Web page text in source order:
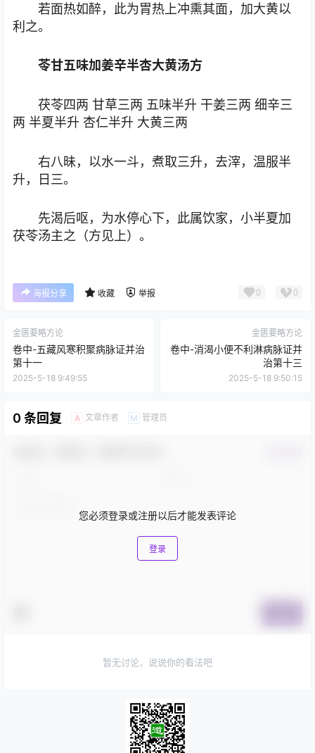
若面热如醉，此为胃热上冲熏其面，加大黄以
利之。
苓甘五味加姜辛半杏大黄汤方
茯苓四两 甘草三两 五味半升 干姜三两 细辛三
两 半夏半升 杏仁半升 大黄三两
右八昧，以水一斗，煮取三升，去滓，温服半
升，日三。
先渴后呕，为水停心下，此属饮家，小半夏加
茯苓汤主之（方见上）。
海报分享 收藏 举报 0 0
金匮要略方论
卷中-五藏风寒积聚病脉证并治
第十一
2025-5-18 9:49:55
金匮要略方论
卷中-消渴小便不利淋病脉证并
治第十三
2025-5-18 9:50:15
0 条回复 A 文章作者 M 管理员
您必须登录或注册以后才能发表评论
登录
暂无讨论，说说你的看法吧